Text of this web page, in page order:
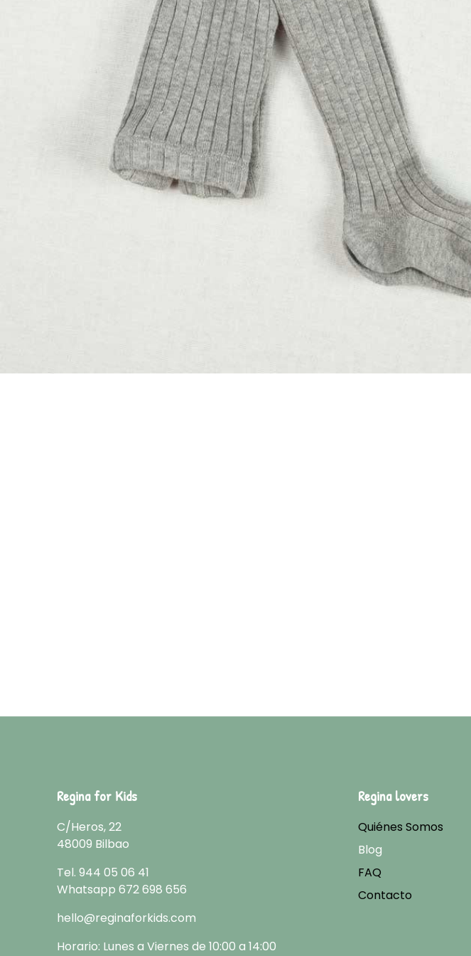
Regina for Kids
C/Heros, 22
48009 Bilbao
Tel. 944 05 06 41
Whatsapp 672 698 656
hello@reginaforkids.com
Horario: Lunes a Viernes de 10:00 a 14:00
Regina lovers
Quiénes Somos
Blog
FAQ
Contacto